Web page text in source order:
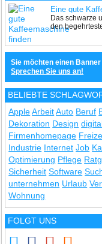
Eine gute
Das schwarze
den
Sie möchten einen
Sprechen Sie uns an!
BELIEBTE
Apple Arbeit Auto Beruf
Dekoration Design
Firmenhomepage
Industrie Internet Job
Optimierung Pflege
Sicherheit Software
unternehmen Urlaub
Wohnung
FOLGT UNS